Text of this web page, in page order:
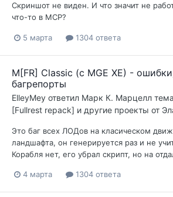
Скриншот не виден. И что значит не
что-то в МСР?
5 марта 1304 ответа
M[FR] Classic (с MGE XE) -
багрепорты
ElleyMey ответил Марк К. Марцелл
[Fullrest repack] и другие проекты от
Это баг всех ЛОДов на класическом
ландшафта, он генерируется раз и не
Корабля нет, его убрал скрипт, но на
4 марта 1304 ответа